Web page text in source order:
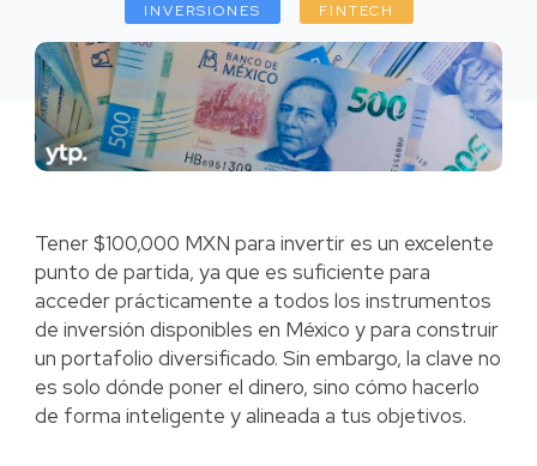
INVERSIONES FINTECH
Tener $100,000 MXN para invertir es un excelente
punto de partida, ya que es suficiente para
acceder prácticamente a todos los instrumentos
de inversión disponibles en México y para construir
un portafolio diversificado. Sin embargo, la clave no
es solo dónde poner el dinero, sino cómo hacerlo
de forma inteligente y alineada a tus objetivos.